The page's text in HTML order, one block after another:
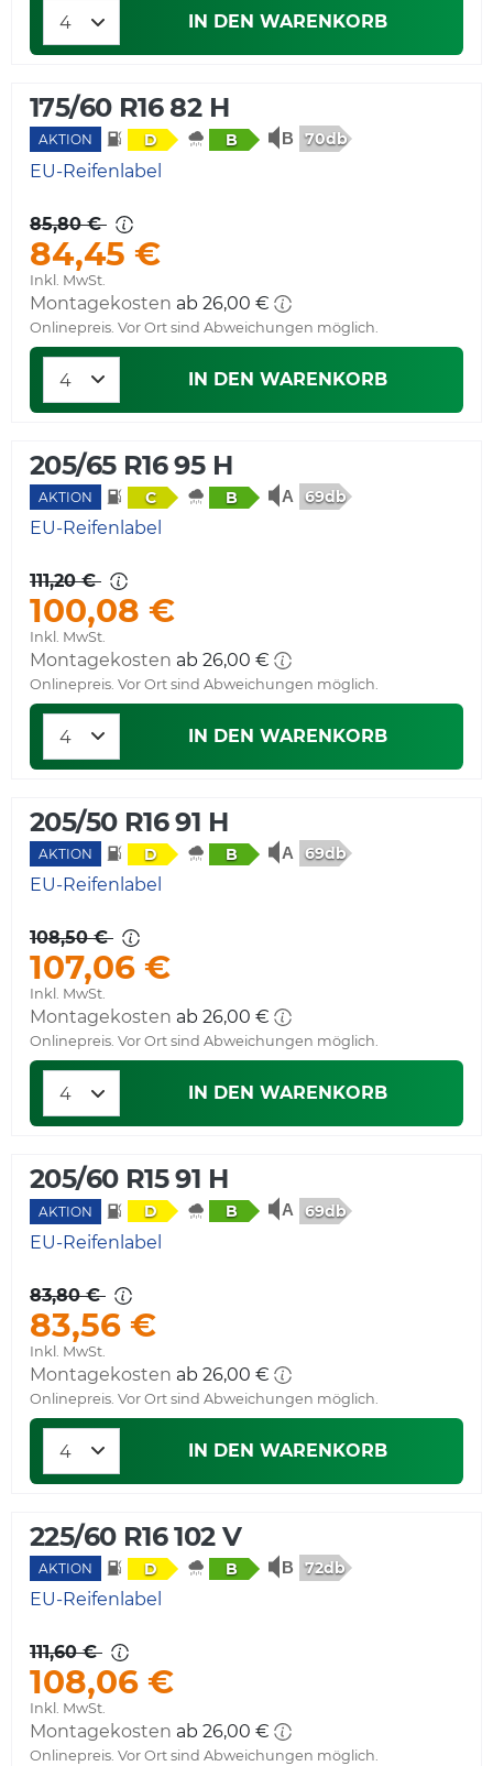
IN DEN WARENKORB
175/60 R16 82 H
AKTION D B 70db
EU-Reifenlabel
85,80 €
84,45 €
Inkl. MwSt.
Montagekosten ab 26,00 €
Onlinepreis. Vor Ort sind Abweichungen möglich.
IN DEN WARENKORB
205/65 R16 95 H
AKTION C B 69db
EU-Reifenlabel
111,20 €
100,08 €
Inkl. MwSt.
Montagekosten ab 26,00 €
Onlinepreis. Vor Ort sind Abweichungen möglich.
IN DEN WARENKORB
205/50 R16 91 H
AKTION D B 69db
EU-Reifenlabel
108,50 €
107,06 €
Inkl. MwSt.
Montagekosten ab 26,00 €
Onlinepreis. Vor Ort sind Abweichungen möglich.
IN DEN WARENKORB
205/60 R15 91 H
AKTION D B 69db
EU-Reifenlabel
83,80 €
83,56 €
Inkl. MwSt.
Montagekosten ab 26,00 €
Onlinepreis. Vor Ort sind Abweichungen möglich.
IN DEN WARENKORB
225/60 R16 102 V
AKTION D B 72db
EU-Reifenlabel
111,60 €
108,06 €
Inkl. MwSt.
Montagekosten ab 26,00 €
Onlinepreis. Vor Ort sind Abweichungen möglich.